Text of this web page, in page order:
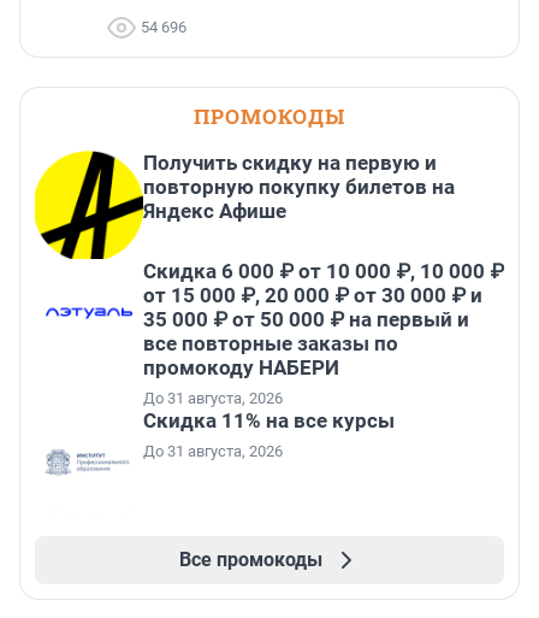
54 696
ПРОМОКОДЫ
Получить скидку на первую и
повторную покупку билетов на
Яндекс Афише
Скидка 6 000 ₽ от 10 000 ₽, 10 000 ₽
от 15 000 ₽, 20 000 ₽ от 30 000 ₽ и
35 000 ₽ от 50 000 ₽ на первый и
все повторные заказы по
промокоду НАБЕРИ
До 31 августа, 2026
Скидка 11% на все курсы
До 31 августа, 2026
Все промокоды